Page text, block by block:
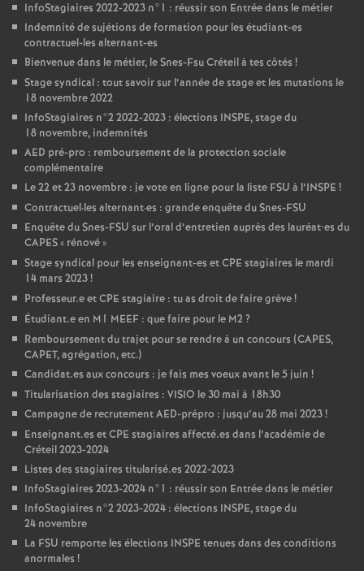
InfoStagiaires 2022-2023 n°1 : réussir son Entrée dans le métier
Indemnité de sujétions de formation pour les étudiant-es
contractuel-les alternant-es
Bienvenue dans le métier, le Snes-Fsu Créteil à tes côtés !
Stage syndical : tout savoir sur l’année de stage et les mutations le
18 novembre 2022
InfoStagiaires n°2 2022-2023 : élections INSPE, stage du
18 novembre, indemnités
AED pré-pro : remboursement de la protection sociale
complémentaire
Le 22 et 23 novembre : je vote en ligne pour la liste FSU à l’INSPE !
Contractuel·les alternant·es : grande enquête du Snes-FSU
Enquête du Snes-FSU sur l’oral d’entretien auprès des lauréat•es du
CAPES« rénové»
Stage syndical pour les enseignant-es etCPE stagiaires le mardi
14 mars 2023!
Professeur.e etCPE stagiaire : tu as droit de faire grève!
Étudiant.e en M1 MEEF : que faire pour le M2?
Remboursement du trajet pour se rendre à un concours (CAPES,
CAPET, agrégation, etc.)
Candidat.es aux concours : je fais mes voeux avant le 5 juin !
Titularisation des stagiaires : VISIO le 30 mai à 18h30
Campagne de recrutementAED-prépro : jusqu’au 28 mai 2023!
Enseignant.es etCPE stagiaires affecté.es dans l’académie de
Créteil 2023-2024
Listes des stagiaires titularisé.es 2022-2023
InfoStagiaires 2023-2024 n°1 : réussir son Entrée dans le métier
InfoStagiaires n°2 2023-2024 : élections INSPE, stage du
24 novembre
La FSU remporte les élections INSPE tenues dans des conditions
anormales !